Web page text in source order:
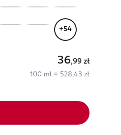
+54
36,99 zł
100 ml = 528,43 zł